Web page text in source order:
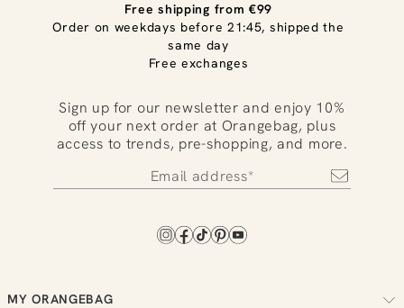
Free shipping from €99
Order on weekdays before 21:45, shipped the
same day
Free exchanges
Sign up for our newsletter and enjoy 10%
off your next order at Orangebag, plus
access to trends, pre-shopping, and more.
MY ORANGEBAG